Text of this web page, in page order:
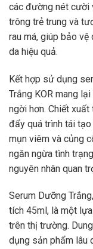
các đường nét cười
trông trẻ trung và
rau má, giúp bảo
da hiệu quả.
Kết hợp sử dụng
Trắng KOR mang
ngời hơn. Chiết
đẩy quá trình tái
mụn viêm và củng
ngăn ngừa tình
nguyên nhân quan
Serum Dưỡng
tích 45ml, là một
trên thị trường.
dụng sản phẩm lâu